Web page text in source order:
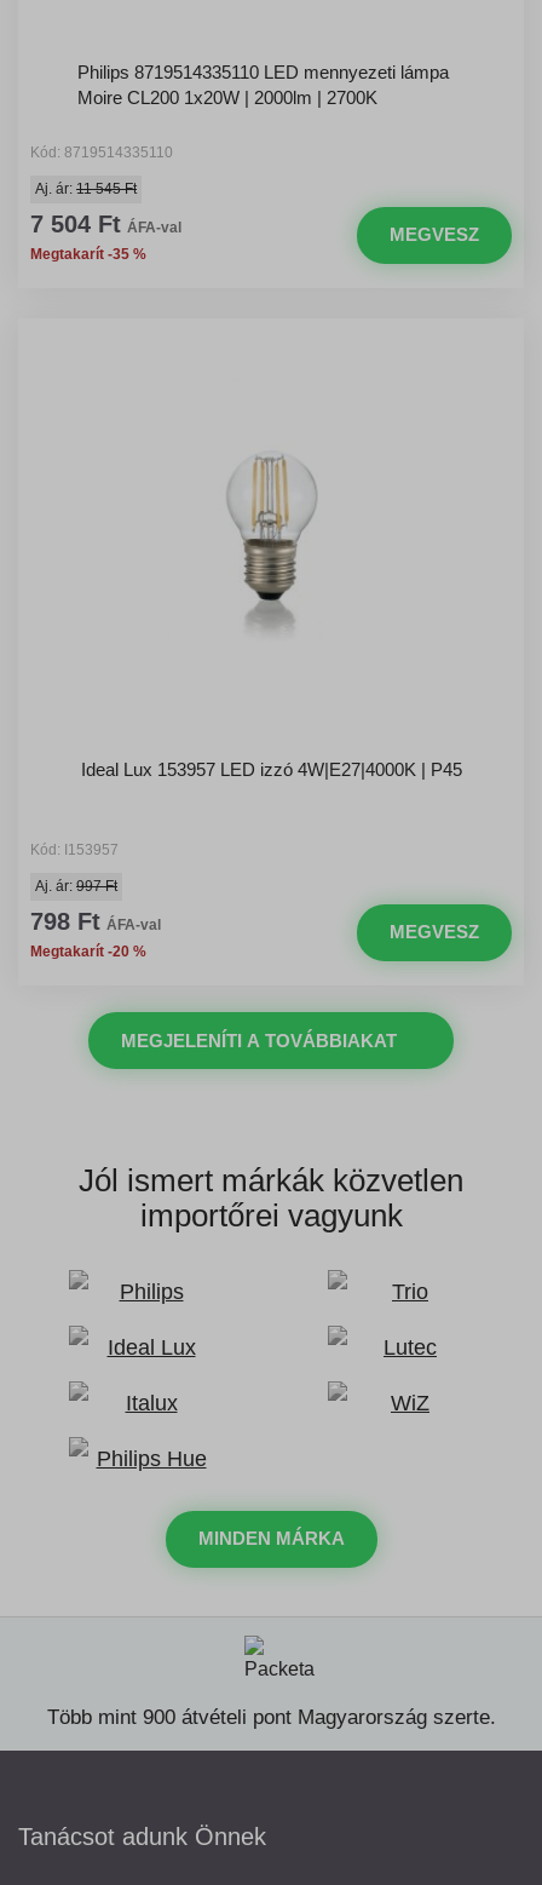
Philips 8719514335110 LED mennyezeti lámpa
Moire CL200 1x20W | 2000lm | 2700K
Kód: 8719514335110
Aj. ár: 11 545 Ft
7 504 Ft ÁFA-val
Megtakarít -35 %
MEGVESZ
Ideal Lux 153957 LED izzó 4W|E27|4000K | P45
Kód: I153957
Aj. ár: 997 Ft
798 Ft ÁFA-val
Megtakarít -20 %
MEGVESZ
MEGJELENÍTI A TOVÁBBIAKAT
Jól ismert márkák közvetlen
importőrei vagyunk
MINDEN MÁRKA
Több mint 900 átvételi pont Magyarország szerte.
Tanácsot adunk Önnek